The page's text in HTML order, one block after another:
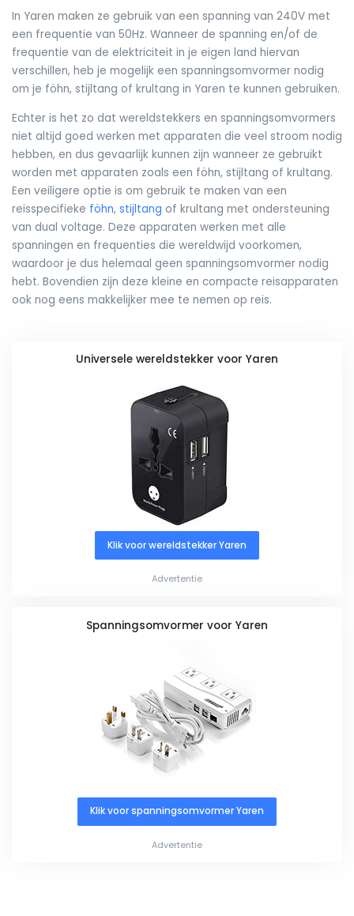
In Yaren maken ze gebruik van een spanning van 240V met
een frequentie van 50Hz. Wanneer de spanning en/of de
frequentie van de elektriciteit in je eigen land hiervan
verschillen, heb je mogelijk een spanningsomvormer nodig
om je föhn, stijltang of krultang in Yaren te kunnen gebruiken.
Echter is het zo dat wereldstekkers en spanningsomvormers
niet altijd goed werken met apparaten die veel stroom nodig
hebben, en dus gevaarlijk kunnen zijn wanneer ze gebruikt
worden met apparaten zoals een föhn, stijltang of krultang.
Een veiligere optie is om gebruik te maken van een
reisspecifieke föhn, stijltang of krultang met ondersteuning
van dual voltage. Deze apparaten werken met alle
spanningen en frequenties die wereldwijd voorkomen,
waardoor je dus helemaal geen spanningsomvormer nodig
hebt. Bovendien zijn deze kleine en compacte reisapparaten
ook nog eens makkelijker mee te nemen op reis.
Universele wereldstekker voor Yaren
Klik voor wereldstekker Yaren
Advertentie
Spanningsomvormer voor Yaren
Klik voor spanningsomvormer Yaren
Advertentie